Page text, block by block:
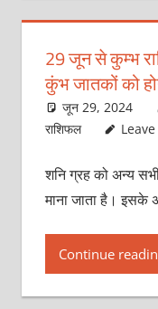
29 जून से कुम्भ
कुंभ जातकों को
जून 29, 2024
राशिफल
शनि ग्रह को अन्य
माना जाता है। इसके
Continue